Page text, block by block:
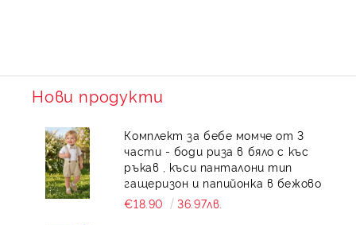
Нови продукти
Комплект за бебе момче от 3
части - боди риза в бяло с къс
ръкав , къси панталони тип
гащеризон и папийонка в бежово
€18.90
36.97лв.